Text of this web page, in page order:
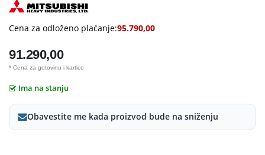
Cena za odloženo plaćanje:95.790,00
91.290,00
* Cena za gotovinu i kartice
Ima na stanju
Obavestite me kada proizvod bude na sniženju